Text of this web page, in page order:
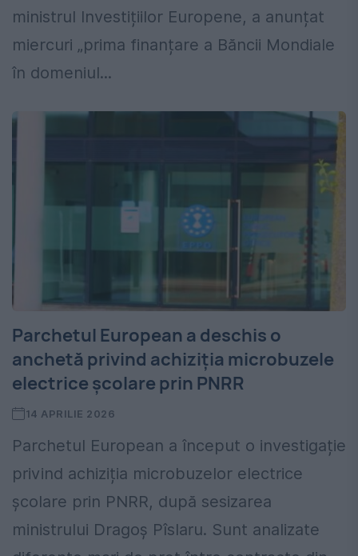
ministrul Investițiilor Europene, a anunțat
miercuri „prima finanțare a Băncii Mondiale
în domeniul...
Parchetul European a deschis o
anchetă privind achiziția microbuzele
electrice școlare prin PNRR
14 APRILIE 2026
Parchetul European a început o investigație
privind achiziția microbuzelor electrice
școlare prin PNRR, după sesizarea
ministrului Dragoș Pîslaru. Sunt analizate